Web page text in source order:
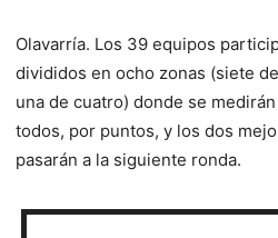
Olavarría. Los 39 equipos
divididos en ocho zonas (siete
una de cuatro) donde se
todos, por puntos, y los dos
pasarán a la siguiente ronda.